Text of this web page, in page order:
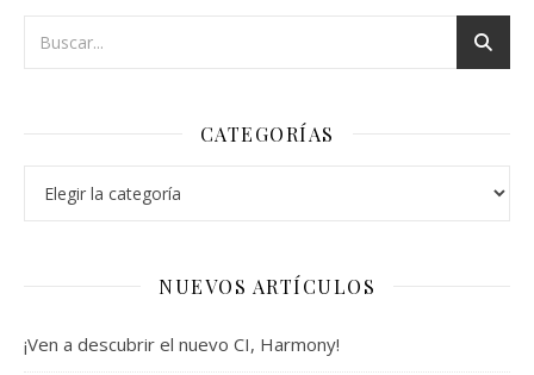
CATEGORÍAS
NUEVOS ARTÍCULOS
¡Ven a descubrir el nuevo CI, Harmony!